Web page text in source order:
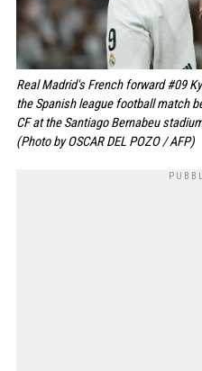
Real Madrid's French forward #09
the Spanish league football match
CF at the Santiago Bernabeu
(Photo by OSCAR DEL POZO / AFP)